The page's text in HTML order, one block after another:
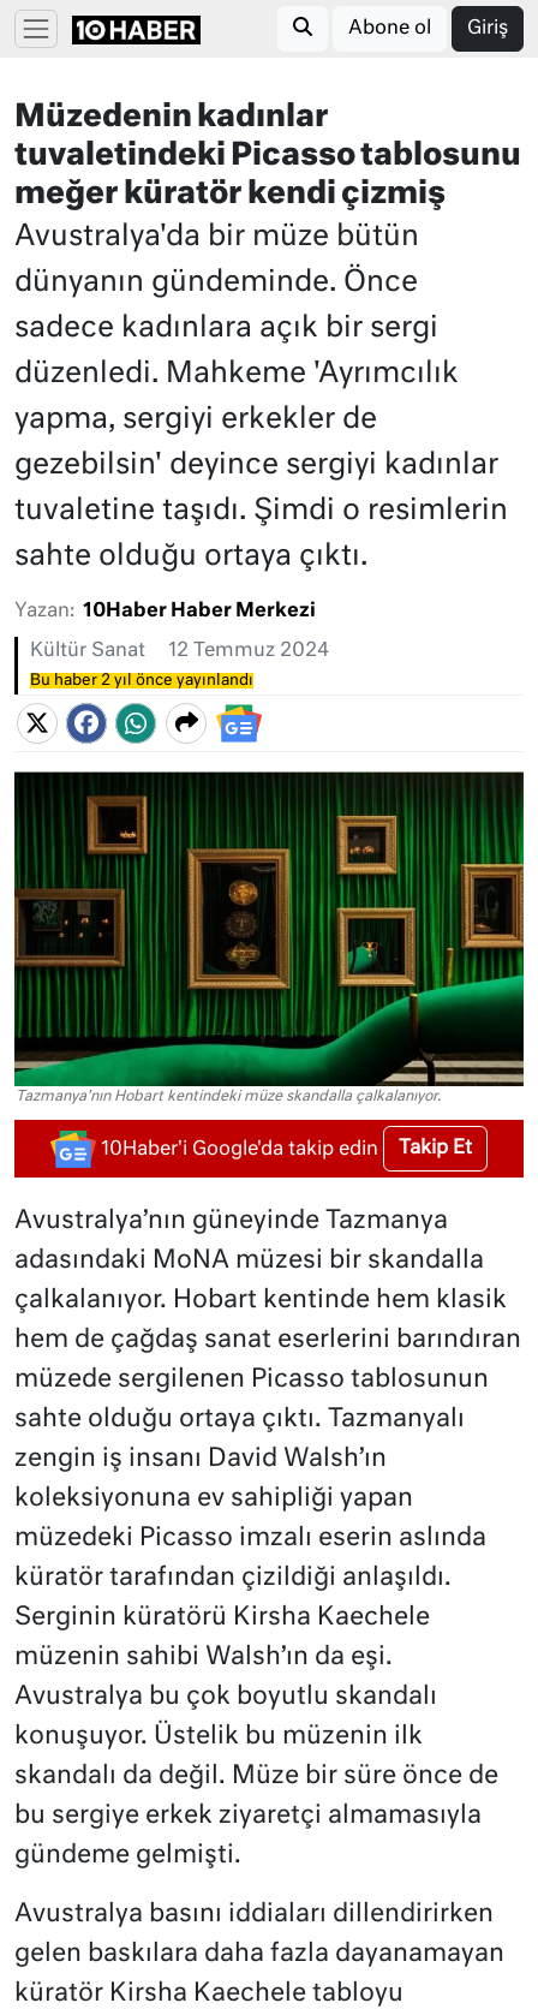
Abone ol Giriş
Müzedenin kadınlar
tuvaletindeki Picasso tablosunu
meğer küratör kendi çizmiş
Avustralya'da bir müze bütün
dünyanın gündeminde. Önce
sadece kadınlara açık bir sergi
düzenledi. Mahkeme 'Ayrımcılık
yapma, sergiyi erkekler de
gezebilsin' deyince sergiyi kadınlar
tuvaletine taşıdı. Şimdi o resimlerin
sahte olduğu ortaya çıktı.
Yazan: 10Haber Haber Merkezi
Kültür Sanat 12 Temmuz 2024
Bu haber 2 yıl önce yayınlandı
Tazmanya'nın Hobart kentindeki müze skandalla çalkalanıyor.
10Haber'i Google'da takip edin Takip Et
Avustralya’nın güneyinde Tazmanya
adasındaki MoNA müzesi bir skandalla
çalkalanıyor. Hobart kentinde hem klasik
hem de çağdaş sanat eserlerini barındıran
müzede sergilenen Picasso tablosunun
sahte olduğu ortaya çıktı. Tazmanyalı
zengin iş insanı David Walsh’ın
koleksiyonuna ev sahipliği yapan
müzedeki Picasso imzalı eserin aslında
küratör tarafından çizildiği anlaşıldı.
Serginin küratörü Kirsha Kaechele
müzenin sahibi Walsh’ın da eşi.
Avustralya bu çok boyutlu skandalı
konuşuyor. Üstelik bu müzenin ilk
skandalı da değil. Müze bir süre önce de
bu sergiye erkek ziyaretçi almamasıyla
gündeme gelmişti.
Avustralya basını iddiaları dillendirirken
gelen baskılara daha fazla dayanamayan
küratör Kirsha Kaechele tabloyu